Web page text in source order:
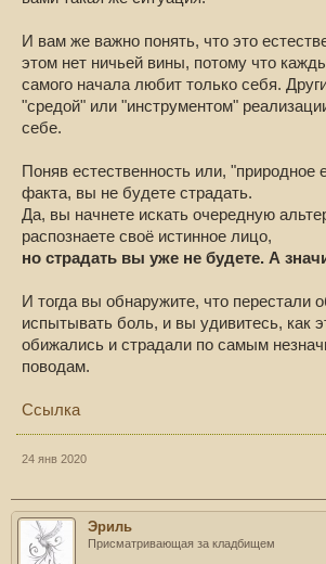
И вам же важно понять, что это
этом нет ничьей вины, потому что
самого начала любит только себя.
"средой" или "инструментом"
себе.
Поняв естественность или, "природное
факта, вы не будете страдать.
Да, вы начнете искать очередную
распознаете своё истинное лицо,
но страдать вы уже не будете. А
И тогда вы обнаружите, что перестали
испытывать боль, и вы удивитесь, как
обижались и страдали по самым
поводам.
Ссылка
24 янв 2020
Эриль
Присматривающая за кладбищем